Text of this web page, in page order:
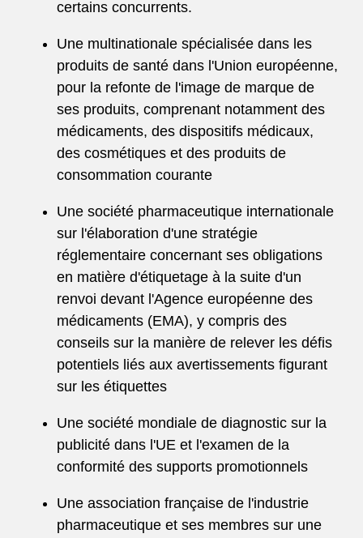
certains concurrents.
Une multinationale spécialisée dans les
produits de santé dans l'Union européenne,
pour la refonte de l'image de marque de
ses produits, comprenant notamment des
médicaments, des dispositifs médicaux,
des cosmétiques et des produits de
consommation courante
Une société pharmaceutique internationale
sur l'élaboration d'une stratégie
réglementaire concernant ses obligations
en matière d'étiquetage à la suite d'un
renvoi devant l'Agence européenne des
médicaments (EMA), y compris des
conseils sur la manière de relever les défis
potentiels liés aux avertissements figurant
sur les étiquettes
Une société mondiale de diagnostic sur la
publicité dans l'UE et l'examen de la
conformité des supports promotionnels
Une association française de l'industrie
pharmaceutique et ses membres sur une